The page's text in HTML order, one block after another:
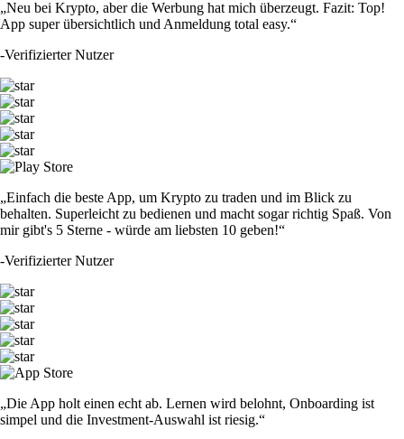
„Neu bei Krypto, aber die Werbung hat mich überzeugt. Fazit: Top!
App super übersichtlich und Anmeldung total easy.“
-Verifizierter Nutzer
„Einfach die beste App, um Krypto zu traden und im Blick zu
behalten. Superleicht zu bedienen und macht sogar richtig Spaß. Von
mir gibt's 5 Sterne - würde am liebsten 10 geben!“
-Verifizierter Nutzer
„Die App holt einen echt ab. Lernen wird belohnt, Onboarding ist
simpel und die Investment-Auswahl ist riesig.“